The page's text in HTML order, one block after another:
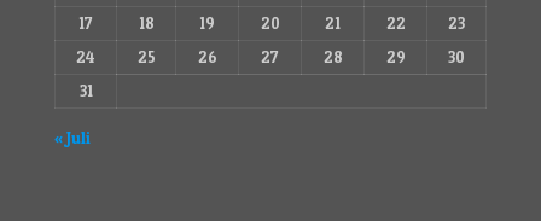
17
18 19 20 21 22
23
24
25 26 27 28 29
30
31
« Juli